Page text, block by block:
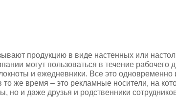
продукцию в виде настенных или
могут пользоваться в течение рабочего
и ежедневники. Все это одновременно
же время – это рекламные носители, на
но и даже друзья и родственники